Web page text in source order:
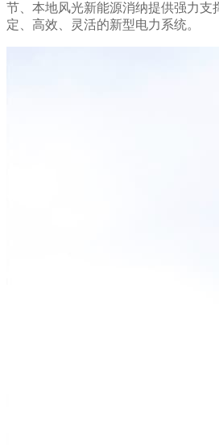
节、本地风光新能源消纳提供强力支
定、高效、灵活的新型电力系统。